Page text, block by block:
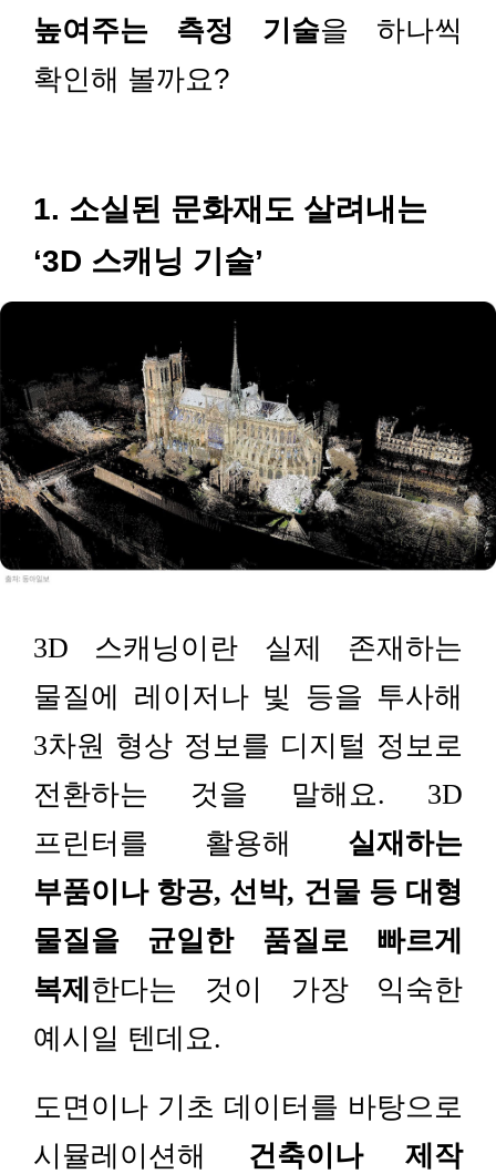
높여주는 측정 기술을 하나씩
확인해 볼까요?
1. 소실된 문화재도 살려내는
‘3D 스캐닝 기술’
3D 스캐닝이란 실제 존재하는
물질에 레이저나 빛 등을 투사해
3차원 형상 정보를 디지털 정보로
전환하는 것을 말해요. 3D
프린터를 활용해 실재하는
부품이나 항공, 선박, 건물 등 대형
물질을 균일한 품질로 빠르게
복제 한다는 것이 가장 익숙한
예시일 텐데요.
도면이나 기초 데이터를 바탕으로
시뮬레이션해 건축이나 제작